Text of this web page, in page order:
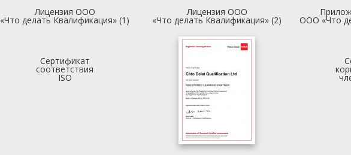
Лицензия ООО
«Что делать Квалификация» (1)
Лицензия ООО
«Что делать Квалификация» (2) ООО «Что
Сертификат
соответствия
ISO